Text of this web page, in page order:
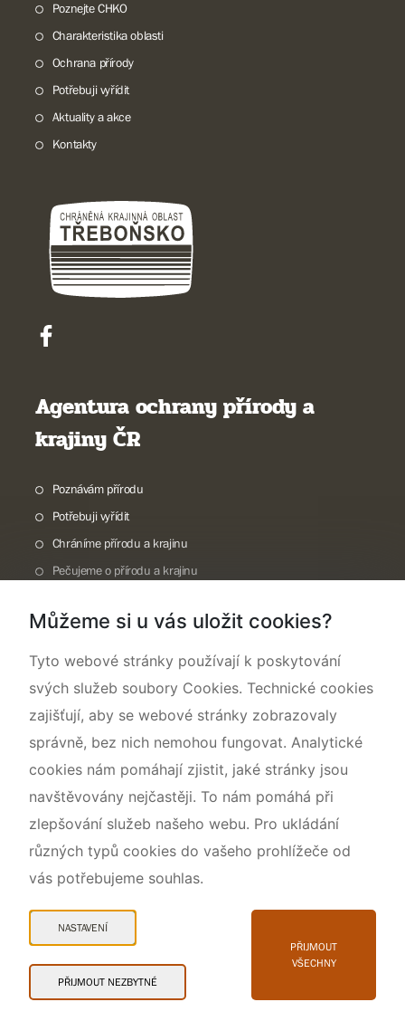
Poznejte CHKO
Charakteristika oblasti
Ochrana přírody
Potřebuji vyřídit
Aktuality a akce
Kontakty
Agentura ochrany přírody a
krajiny ČR
Poznávám přírodu
Potřebuji vyřídit
Chráníme přírodu a krajinu
Pečujeme o přírodu a krajinu
O nás
Snadné čtení
© 2026 AOPK ČR
Můžeme si u vás uložit cookies?
Tyto webové stránky používají k poskytování
svých služeb soubory Cookies. Technické cookies
zajišťují, aby se webové stránky zobrazovaly
správně, bez nich nemohou fungovat. Analytické
cookies nám pomáhají zjistit, jaké stránky jsou
navštěvovány nejčastěji. To nám pomáhá při
zlepšování služeb našeho webu. Pro ukládání
různých typů cookies do vašeho prohlížeče od
vás potřebujeme souhlas.
NASTAVENÍ
PŘIJMOUT NEZBYTNÉ
PŘIJMOUT
VŠECHNY